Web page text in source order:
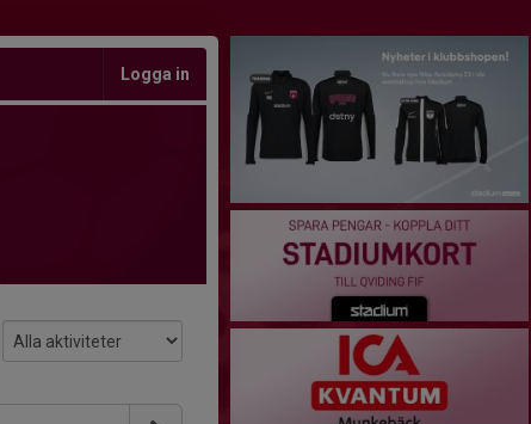
Logga in